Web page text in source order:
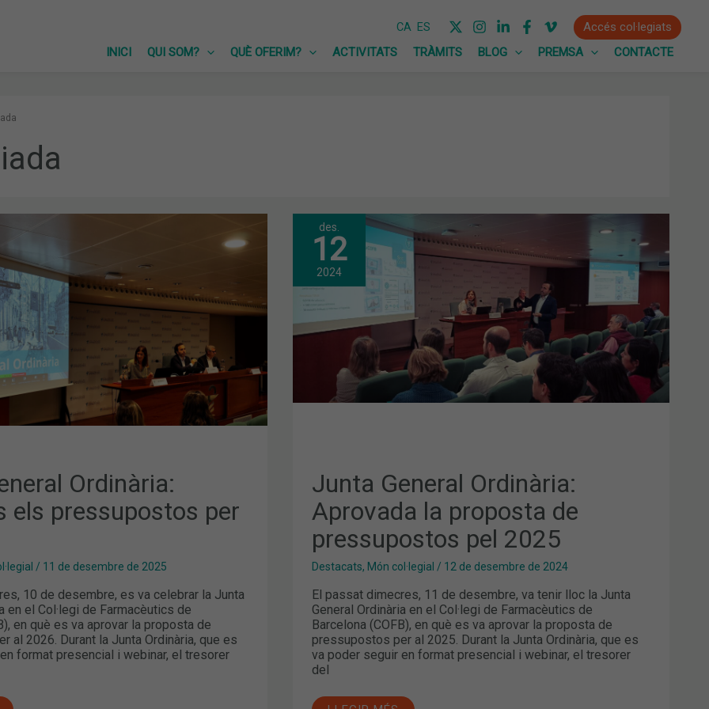
CA ES
Accés col·legiats
INICI
QUI SOM? QUÈ OFERIM? ACTIVITATS TRÀMITS BLOG PREMSA CONTACTE
Ordinària:
els pressupostos per
/ 11 de desembre de 2025
10 de desembre, es va celebrar la Junta
en el Col·legi de Farmacèutics de
en què es va aprovar la proposta de
al 2026. Durant la Junta Ordinària, que es
format presencial i webinar, el tresorer
des.
12
2024
Junta General Ordinària:
Aprovada la proposta de
pressupostos pel 2025
Destacats, Món col·legial / 12 de desembre de 2024
El passat dimecres, 11 de desembre, va tenir lloc la Junta
General Ordinària en el Col·legi de Farmacèutics de
Barcelona (COFB), en què es va aprovar la proposta de
pressupostos per al 2025. Durant la Junta Ordinària, que es
va poder seguir en format presencial i webinar, el tresorer
del
JUNTA
GENERAL
ORDINÀRIA:
APROVADA
LA
PROPOSTA
PRESSUPOSTOS
PEL
2025